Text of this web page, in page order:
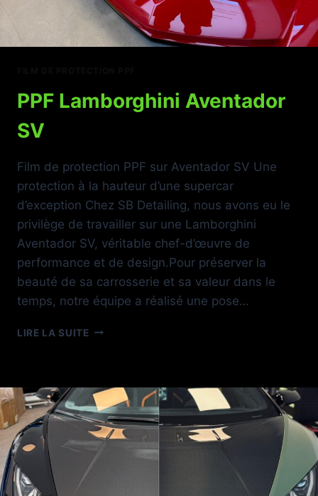
PPF Lamborghini Aventador
SV
Film de protection PPF sur Aventador SV Une
protection à la hauteur d’une supercar
d’exception Chez SB Detailing, nous avons eu le
privilège de travailler sur une Lamborghini
Aventador SV, véritable chef-d’œuvre de
performance et de design.Pour préserver la
beauté de sa carrosserie et sa valeur dans le
temps, notre équipe a réalisé une pose…
LIRE LA SUITEPPF